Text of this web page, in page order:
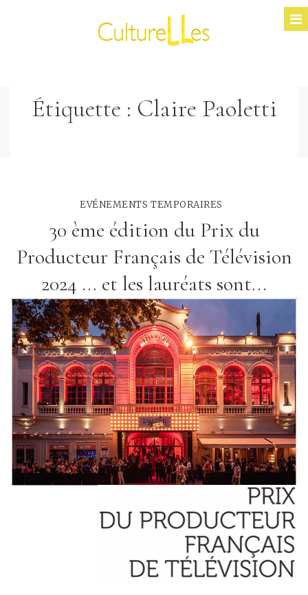
Étiquette : Claire Paoletti
EVÉNEMENTS TEMPORAIRES
30 ème édition du Prix du
Producteur Français de Télévision
2024 ... et les lauréats sont...